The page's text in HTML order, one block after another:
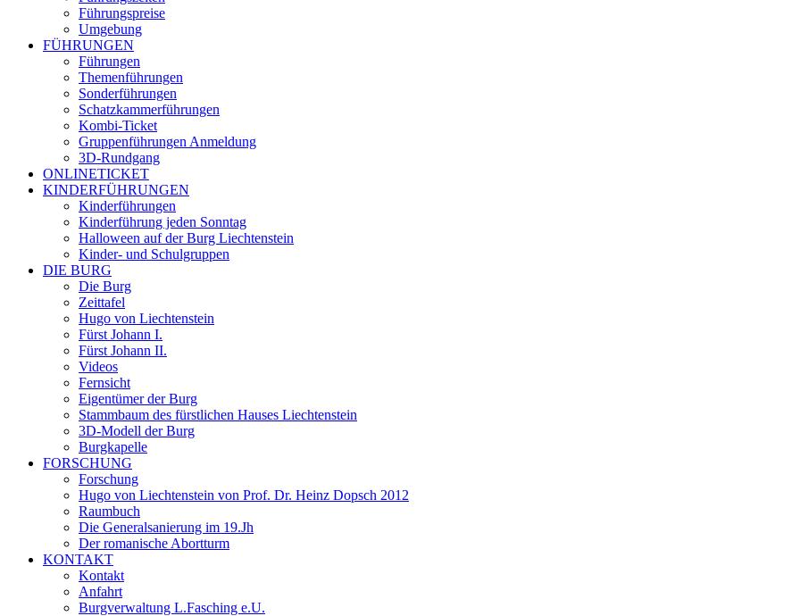
Führungspreise
Umgebung
FÜHRUNGEN
Führungen
Themenführungen
Sonderführungen
Schatzkammerführungen
Kombi-Ticket
Gruppenführungen Anmeldung
3D-Rundgang
ONLINETICKET
KINDERFÜHRUNGEN
Kinderführungen
Kinderführung jeden Sonntag
Halloween auf der Burg Liechtenstein
Kinder- und Schulgruppen
DIE BURG
Die Burg
Zeittafel
Hugo von Liechtenstein
Fürst Johann I.
Fürst Johann II.
Videos
Fernsicht
Eigentümer der Burg
Stammbaum des fürstlichen Hauses Liechtenstein
3D-Modell der Burg
Burgkapelle
FORSCHUNG
Forschung
Hugo von Liechtenstein von Prof. Dr. Heinz Dopsch 2012
Raumbuch
Die Generalsanierung im 19.Jh
Der romanische Abortturm
KONTAKT
Kontakt
Anfahrt
Burgverwaltung L.Fasching e.U.